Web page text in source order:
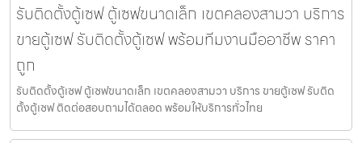
รับติดตั้งตู้เซฟ ตู้เซฟขนาดเล็ก เขตคลองสามวา บริการ
ขายตู้เซฟ รับติดตั้งตู้เซฟ พร้อมทีมงานมืออาชีพ ราคา
ถูก
รับติดตั้งตู้เซฟ ตู้เซฟขนาดเล็ก เขตคลองสามวา บริการ ขายตู้เซฟ รับติด
ตั้งตู้เซฟ ติดต่อสอบถามได้ตลอด พร้อมให้บริการทั่วไทย